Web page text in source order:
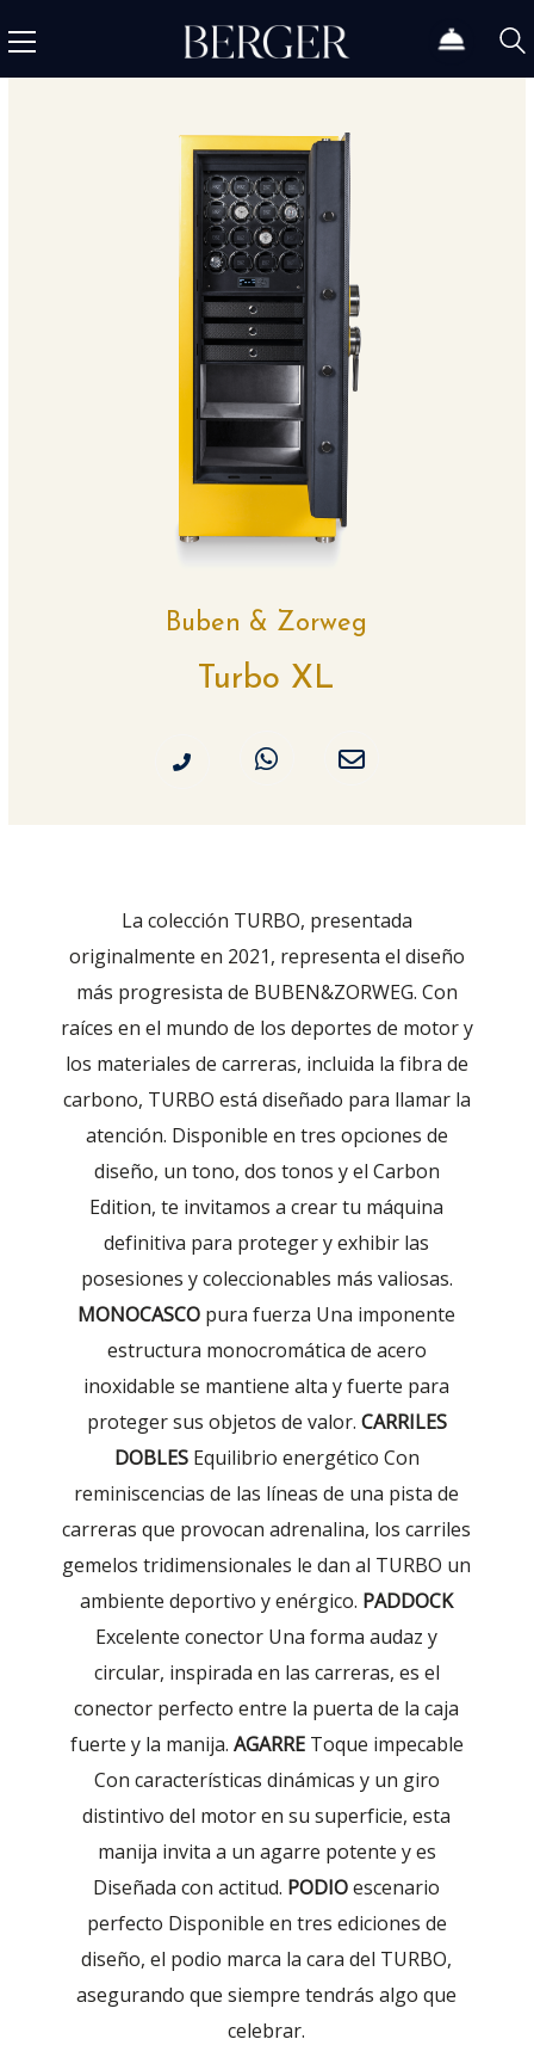
Buben & Zorweg
Turbo XL
La colección TURBO, presentada
originalmente en 2021, representa el diseño
más progresista de BUBEN&ZORWEG. Con
raíces en el mundo de los deportes de motor y
los materiales de carreras, incluida la fibra de
carbono, TURBO está diseñado para llamar la
atención. Disponible en tres opciones de
diseño, un tono, dos tonos y el Carbon
Edition, te invitamos a crear tu máquina
definitiva para proteger y exhibir las
posesiones y coleccionables más valiosas.
MONOCASCO pura fuerza Una imponente
estructura monocromática de acero
inoxidable se mantiene alta y fuerte para
proteger sus objetos de valor. CARRILES
DOBLESEquilibrio energético Con
reminiscencias de las líneas de una pista de
carreras que provocan adrenalina, los carriles
gemelos tridimensionales le dan al TURBO un
ambiente deportivo y enérgico. PADDOCK
Excelente conector Una forma audaz y
circular, inspirada en las carreras, es el
conector perfecto entre la puerta de la caja
fuerte y la manija. AGARREToque impecable
Con características dinámicas y un giro
distintivo del motor en su superficie, esta
manija invita a un agarre potente y es
Diseñada con actitud. PODIOescenario
perfecto Disponible en tres ediciones de
diseño, el podio marca la cara del TURBO,
asegurando que siempre tendrás algo que
celebrar.